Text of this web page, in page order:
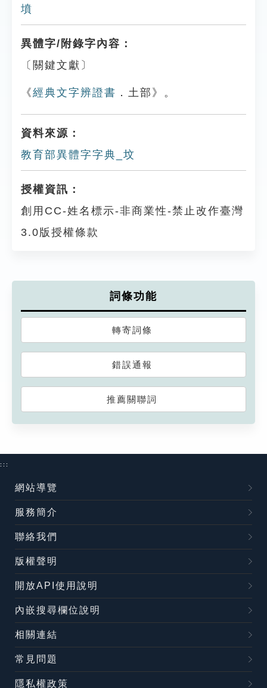
墳
異體字/附錄字內容：
〔關鍵文獻〕
《經典文字辨證書 ．土部》。
資料來源：
教育部異體字字典_坟
授權資訊：
創用CC-姓名標示-非商業性-禁止改作臺灣
3.0版授權條款
詞條功能
轉寄詞條
錯誤通報
推薦關聯詞
:::
網站導覽
服務簡介
聯絡我們
版權聲明
開放API使用說明
內嵌搜尋欄位說明
相關連結
常見問題
隱私權政策